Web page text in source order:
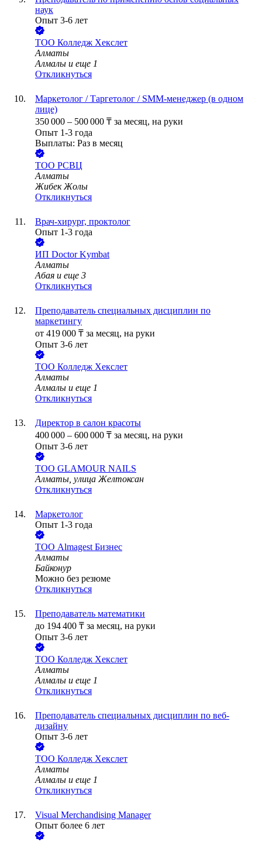
наук
Опыт 3-6 лет
ТОО Колледж Хекслет
Алматы
Алмалы и еще 1
Откликнуться
Маркетолог / Таргетолог / SMM-менеджер (в одном
лице)
350 000 – 500 000 ₸ за месяц, на руки
Опыт 1-3 года
Выплаты: Раз в месяц
ТОО РСВЦ
Алматы
Жибек Жолы
Откликнуться
Врач-хирург, проктолог
Опыт 1-3 года
ИП Doctor Kymbat
Алматы
Абая и еще 3
Откликнуться
Преподаватель специальных дисциплин по
маркетингу
от 419 000 ₸ за месяц, на руки
Опыт 3-6 лет
ТОО Колледж Хекслет
Алматы
Алмалы и еще 1
Откликнуться
Директор в салон красоты
400 000 – 600 000 ₸ за месяц, на руки
Опыт 3-6 лет
ТОО GLAMOUR NAILS
Алматы, улица Желтоксан
Откликнуться
Маркетолог
Опыт 1-3 года
ТОО Almagest Бизнес
Алматы
Байконур
Можно без резюме
Откликнуться
Преподаватель математики
до 194 400 ₸ за месяц, на руки
Опыт 3-6 лет
ТОО Колледж Хекслет
Алматы
Алмалы и еще 1
Откликнуться
Преподаватель специальных дисциплин по веб-
дизайну
Опыт 3-6 лет
ТОО Колледж Хекслет
Алматы
Алмалы и еще 1
Откликнуться
Visual Merchandising Manager
Опыт более 6 лет